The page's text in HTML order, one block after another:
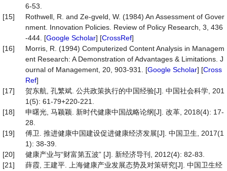
6-53.
[15]
Rothwell, R. and Ze-gveld, W. (1984) An Assessment of Gover
nment. Innovation Policies. Review of Policy Research, 3, 436
-444. [Google Scholar] [CrossRef]
[16]
Morris, R. (1994) Computerized Content Analysis in Managem
ent Research: A Demonstration of Advantages & Limitations. J
ournal of Management, 20, 903-931. [Google Scholar] [Cross
Ref]
[17]
贺东航, 孔繁斌. 公共政策执行的中国经验[J]. 中国社会科学, 201
1(5): 61-79+220-221.
[18]
申曙光, 马颖颖. 新时代健康中国战略论纲[J]. 改革, 2018(4): 17-
28.
[19]
傅卫. 推进健康中国建设促进健康经济发展[J]. 中国卫生, 2017(1
1): 38-39.
[20]
健康产业与“财富第五波” [J]. 新经济导刊, 2012(4): 82-83.
[21]
薛霞, 王建平. 上海健康产业发展态势及对策研究[J]. 中国卫生经